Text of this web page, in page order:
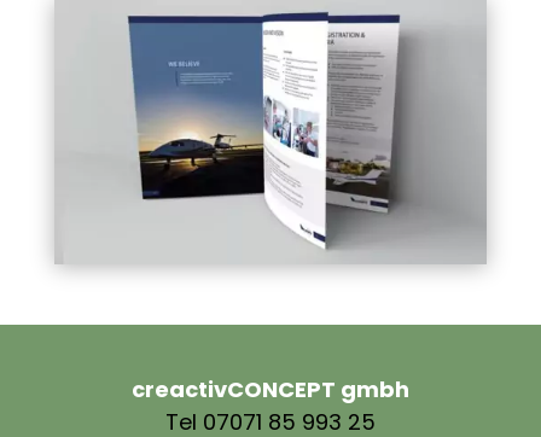
creactivCONCEPT gmbh
Tel 07071 85 993 25